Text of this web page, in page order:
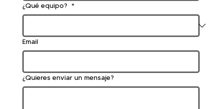
¿Qué equipo? *
Email
¿Quieres enviar un mensaje?